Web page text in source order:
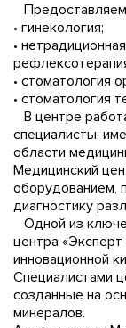
• гинекология;
•
• стоматология
• стоматология
В центре
специалисты,
области
Медицинский
оборудованием,
диагностику
Одной из
центра
инновационной
Специалистами
созданные на
минералов.